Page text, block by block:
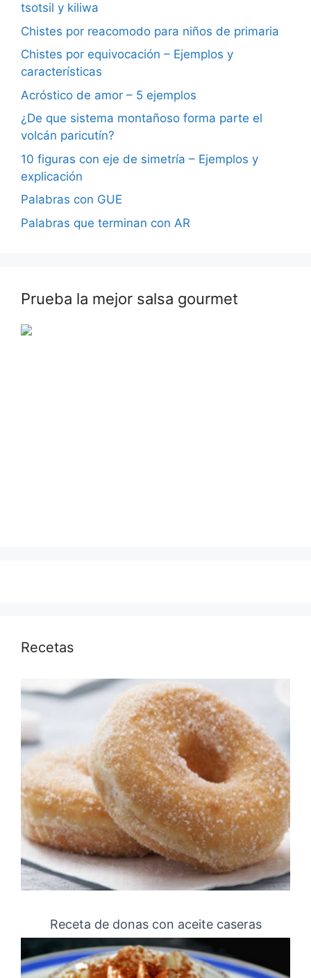
tsotsil y kiliwa
Chistes por reacomodo para niños de primaria
Chistes por equivocación – Ejemplos y
características
Acróstico de amor – 5 ejemplos
¿De que sistema montañoso forma parte el
volcán paricutín?
10 figuras con eje de simetría – Ejemplos y
explicación
Palabras con GUE
Palabras que terminan con AR
Prueba la mejor salsa gourmet
Recetas
Receta de donas con aceite caseras